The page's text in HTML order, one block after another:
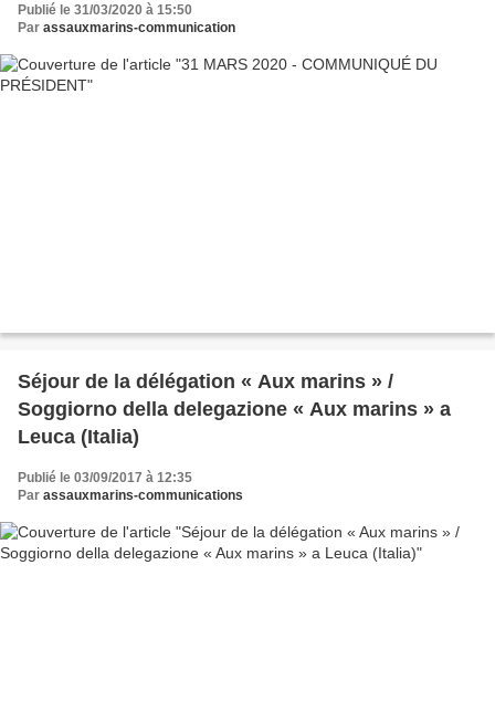
Publié le 31/03/2020 à 15:50
Par assauxmarins-communication
Séjour de la délégation « Aux marins » /
Soggiorno della delegazione « Aux marins » a
Leuca (Italia)
Publié le 03/09/2017 à 12:35
Par assauxmarins-communications